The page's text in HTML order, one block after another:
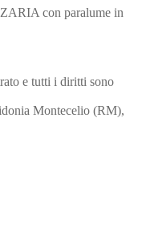
con paralume in
e tutti i diritti sono
Montecelio (RM),